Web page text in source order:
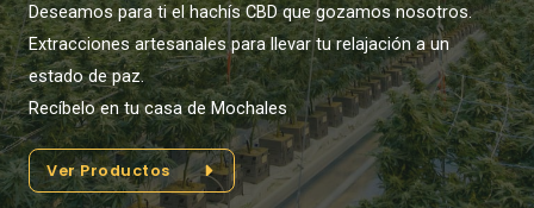
Deseamos para ti el hachís CBD que gozamos nosotros.
Extracciones artesanales para llevar tu relajación a un
estado de paz.
Recíbelo en tu casa de Mochales
Ver Productos